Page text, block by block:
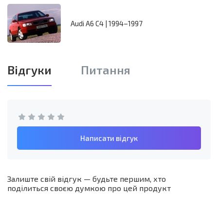
Audi A6 C4 | 1994–1997
Відгуки Питання
Написати відгук
Залиште свій відгук — будьте першим, хто
поділиться своєю думкою про цей продукт